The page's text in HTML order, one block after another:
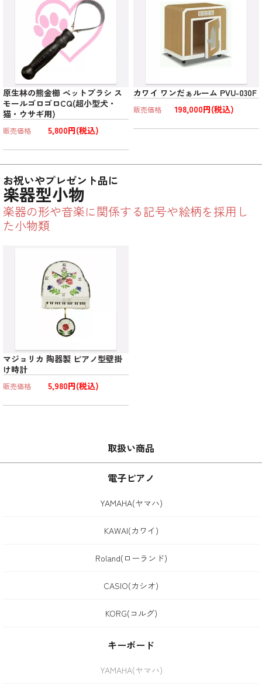
原生林の熊金櫛 ペットブラシ ス
モールゴロゴロCQ(超小型犬・
猫・ウサギ用)
販売価格 5,800円(税込)
カワイ ワンだぁルーム PVU-030F
販売価格 198,000円(税込)
お祝いやプレゼント品に
楽器型小物
楽器の形や音楽に関係する記号や絵柄を採用し
た小物類
マジョリカ 陶器製 ピアノ型壁掛
け時計
販売価格 5,980円(税込)
取扱い商品
電子ピアノ
YAMAHA(ヤマハ)
KAWAI(カワイ)
Roland(ローランド)
CASIO(カシオ)
KORG(コルグ)
キーボード
YAMAHA(ヤマハ)